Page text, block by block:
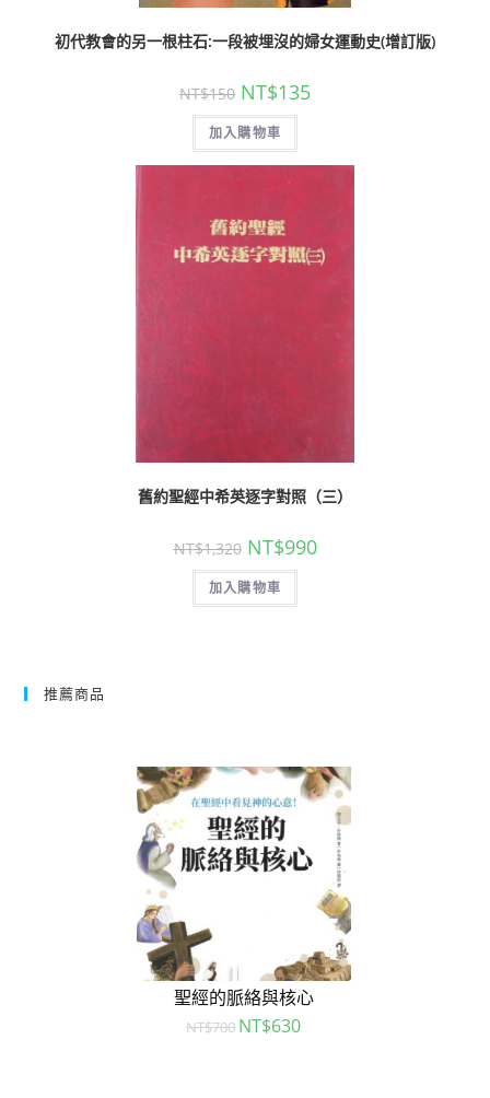
初代教會的另一根柱石:一段被埋沒的婦女運動史(增訂版)
NT$150 NT$135
加入購物車
舊約聖經中希英逐字對照（三）
NT$1,320 NT$990
加入購物車
推薦商品
聖經的脈絡與核心
NT$700 NT$630